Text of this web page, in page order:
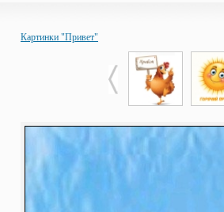
Картинки "Привет"